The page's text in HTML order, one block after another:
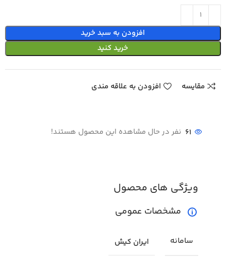
افزودن به سبد خرید
خرید کنید
مقایسه افزودن به علاقه مندی
61 نفر در حال مشاهده این محصول هستند!
ویژگی های محصول
مشخصات عمومی
سامانه ایران کیش